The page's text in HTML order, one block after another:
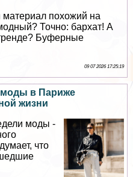
материал похожий на
Точно: бархат! А
Буферные
09 07 2026 17:25:19
моды в Париже
жизни
моды -
что